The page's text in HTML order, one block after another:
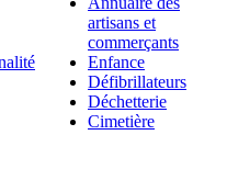
artisans et
commerçants
Enfance
Défibrillateurs
Déchetterie
Cimetière